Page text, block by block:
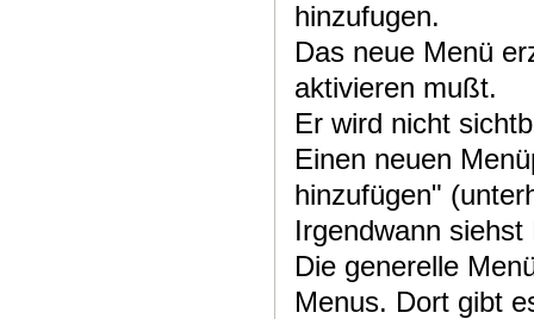
hinzufugen.
Das neue Menü
aktivieren mußt.
Er wird nicht
Einen neuen
hinzufügen"
Irgendwann
Die generelle
Menus. Dort gibt